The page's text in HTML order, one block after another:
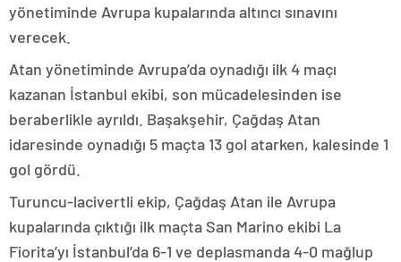
yönetiminde Avrupa kupalarında altıncı sınavını
verecek.
Atan yönetiminde Avrupa’da oynadığı ilk 4 maçı
kazanan İstanbul ekibi, son mücadelesinden ise
beraberlikle ayrıldı. Başakşehir, Çağdaş Atan
idaresinde oynadığı 5 maçta 13 gol atarken, kalesinde 1
gol gördü.
Turuncu-lacivertli ekip, Çağdaş Atan ile Avrupa
kupalarında çıktığı ilk maçta San Marino ekibi La
Fiorita’yı İstanbul’da 6-1 ve deplasmanda 4-0 mağlup